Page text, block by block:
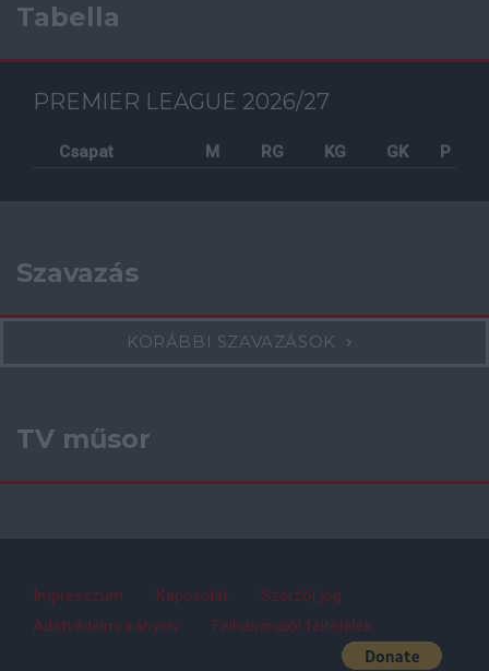
Tabella
PREMIER LEAGUE 2026/27
Csapat M RG KG GK P
Szavazás
KORÁBBI SZAVAZÁSOK
TV műsor
Impresszum Kapcsolat
Szerzői jog
Adatvédelmi irányelv
Felhasználói feltételek